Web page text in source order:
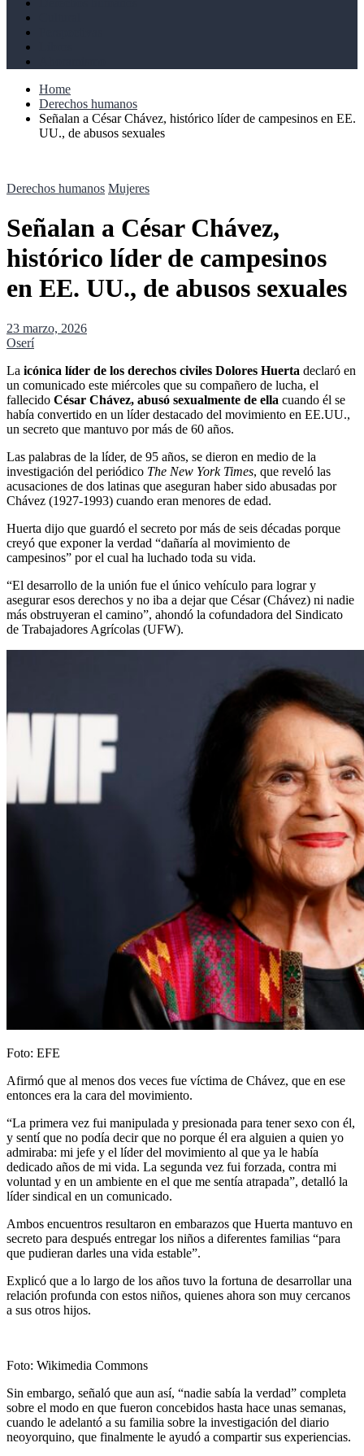
Home
Derechos humanos
Señalan a César Chávez, histórico líder de campesinos en EE.
UU., de abusos sexuales
Derechos humanos Mujeres
Señalan a César Chávez,
histórico líder de campesinos
en EE. UU., de abusos sexuales
23 marzo, 2026
Oserí
La icónica líder de los derechos civiles Dolores Huerta declaró en
un comunicado este miércoles que su compañero de lucha, el
fallecido César Chávez, abusó sexualmente de ella cuando él se
había convertido en un líder destacado del movimiento en EE.UU.,
un secreto que mantuvo por más de 60 años.
Las palabras de la líder, de 95 años, se dieron en medio de la
investigación del periódico The New York Times, que reveló las
acusaciones de dos latinas que aseguran haber sido abusadas por
Chávez (1927-1993) cuando eran menores de edad.
Huerta dijo que guardó el secreto por más de seis décadas porque
creyó que exponer la verdad “dañaría al movimiento de
campesinos” por el cual ha luchado toda su vida.
“El desarrollo de la unión fue el único vehículo para lograr y
asegurar esos derechos y no iba a dejar que César (Chávez) ni nadie
más obstruyeran el camino”, ahondó la cofundadora del Sindicato
de Trabajadores Agrícolas (UFW).
Foto: EFE
Afirmó que al menos dos veces fue víctima de Chávez, que en ese
entonces era la cara del movimiento.
“La primera vez fui manipulada y presionada para tener sexo con él,
y sentí que no podía decir que no porque él era alguien a quien yo
admiraba: mi jefe y el líder del movimiento al que ya le había
dedicado años de mi vida. La segunda vez fui forzada, contra mi
voluntad y en un ambiente en el que me sentía atrapada”, detalló la
líder sindical en un comunicado.
Ambos encuentros resultaron en embarazos que Huerta mantuvo en
secreto para después entregar los niños a diferentes familias “para
que pudieran darles una vida estable”.
Explicó que a lo largo de los años tuvo la fortuna de desarrollar una
relación profunda con estos niños, quienes ahora son muy cercanos
a sus otros hijos.
Foto: Wikimedia Commons
Sin embargo, señaló que aun así, “nadie sabía la verdad” completa
sobre el modo en que fueron concebidos hasta hace unas semanas,
cuando le adelantó a su familia sobre la investigación del diario
neoyorquino, que finalmente le ayudó a compartir sus experiencias.